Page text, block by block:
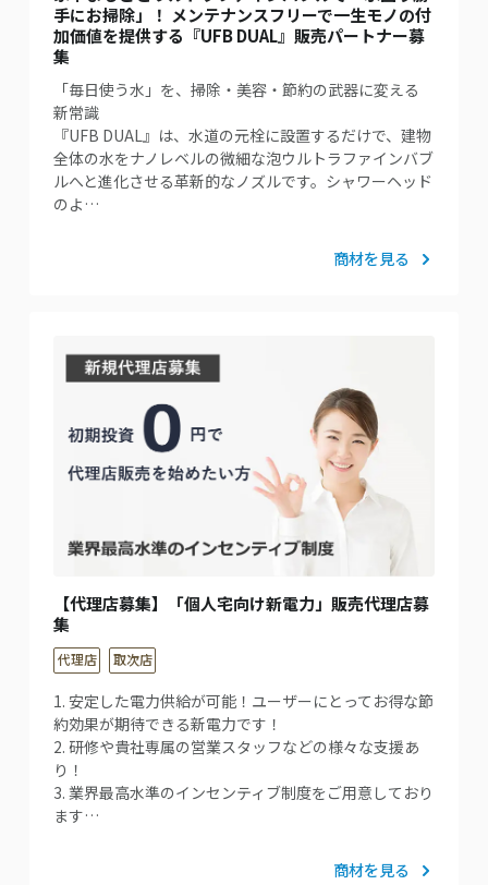
手にお掃除」！ メンテナンスフリーで一生モノの付
加価値を提供する『UFB DUAL』販売パートナー募
集
「毎日使う水」を、掃除・美容・節約の武器に変える
新常識
『UFB DUAL』は、水道の元栓に設置するだけで、建物
全体の水をナノレベルの微細な泡ウルトラファインバブ
ルへと進化させる革新的なノズルです。シャワーヘッド
のよ…
商材を見る
【代理店募集】「個人宅向け新電力」販売代理店募
集
代理店 取次店
1. 安定した電力供給が可能！ユーザーにとってお得な節
約効果が期待できる新電力です！
2. 研修や貴社専属の営業スタッフなどの様々な支援あ
り！
3. 業界最高水準のインセンティブ制度をご用意しており
ます…
商材を見る